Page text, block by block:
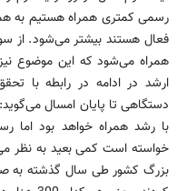
رسمی كمتری همراه هستیم به
فعال هستند بیشتر می‌شود. از
همراه می‌شود كه این موضوع
دستگاهی تا پایان امسال
با رشد همراه خواهد بود اما
خواسته است كمی بعید به نظر